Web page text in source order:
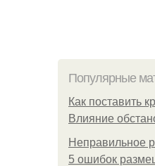
Популярные
Как поставить
Влияние
Неправильное
5 ошибок